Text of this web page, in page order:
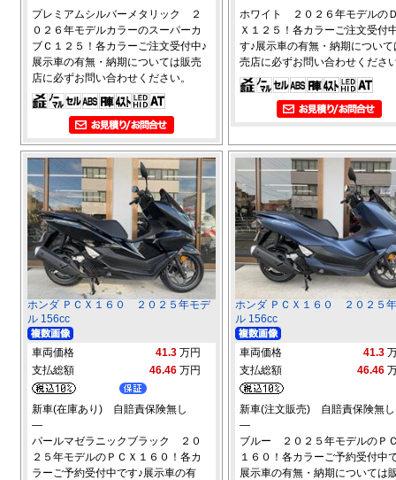
プレミアムシルバーメタリック ２
０２６年モデルカラーのスーパーカ
ブＣ１２５！各カラーご注文受付中♪
展示車の有無・納期については販売
店に必ずお問い合わせください。
ホワイト ２０２６年モデルの
Ｘ１２５！各カラーご注文受付
す♪展示車の有無・納期について
売店に必ずお問い合わせくださ
ホンダ ＰＣＸ１６０ ２０２５年モデ
ル 156cc
車両価格 41.3 万円
支払総額
46.46 万円
新車(在庫あり) 自賠責保険無し
―
パールマゼラニックブラック ２０
２５年モデルのＰＣＸ１６０！各カ
ラーご予約受付中です♪展示車の有
ホンダ ＰＣＸ１６０ ２０２５
ル 156cc
車両価格 41.3
支払総額
46.46
新車(注文販売) 自賠責保険無し
―
ブルー ２０２５年モデルのＰ
１６０！各カラーご予約受付中
展示車の有無・納期については